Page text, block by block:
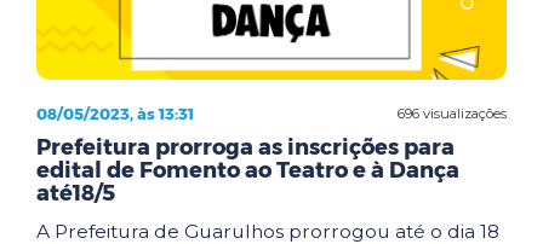
696 visualizações
08/05/2023, às 13:31
Prefeitura prorroga as inscrições para
edital de Fomento ao Teatro e à Dança
até18/5
A Prefeitura de Guarulhos prorrogou até o dia 18